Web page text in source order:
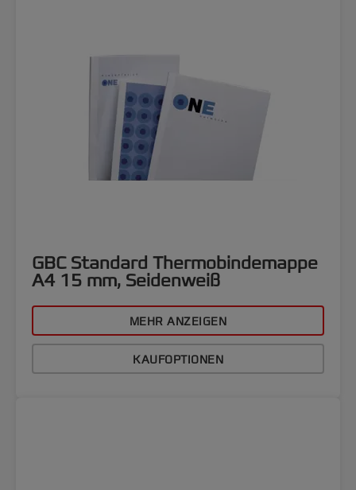
GBC Standard Thermobindemappe
A4 15 mm, Seidenweiß
MEHR ANZEIGEN
KAUFOPTIONEN